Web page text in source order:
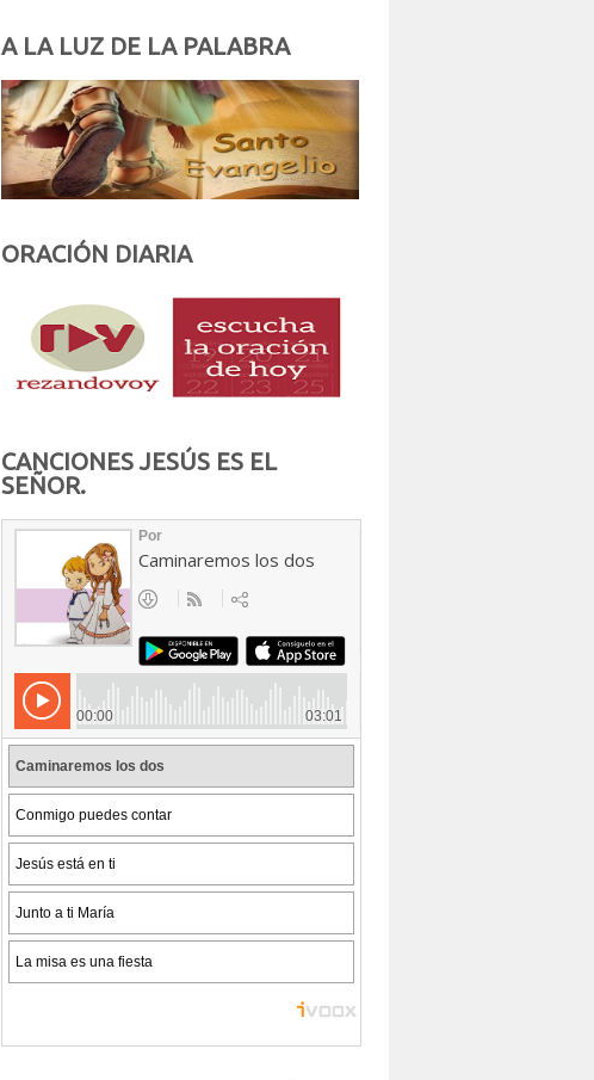
A LA LUZ DE LA PALABRA
ORACIÓN DIARIA
CANCIONES JESÚS ES EL
SEÑOR.